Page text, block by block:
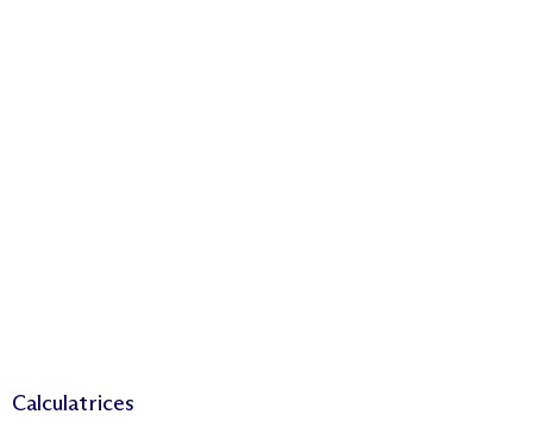
Calculatrices